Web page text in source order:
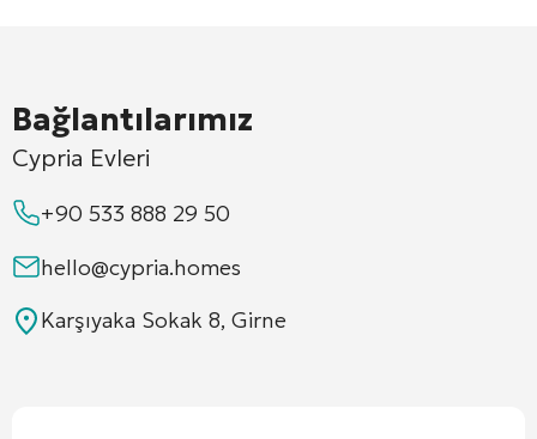
Bağlantılarımız
Cypria Evleri
+90 533 888 29 50
hello@cypria.homes
Karşıyaka Sokak 8, Girne